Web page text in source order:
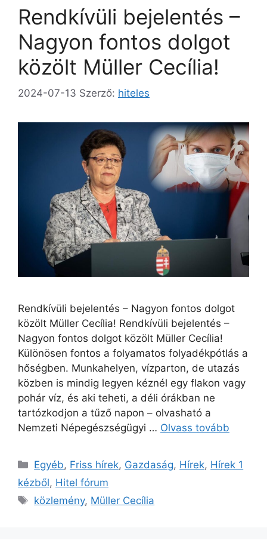
Rendkívüli bejelentés –
Nagyon fontos dolgot
közölt Müller Cecília!
2024-07-13 Szerző: hiteles
Rendkívüli bejelentés – Nagyon fontos dolgot
közölt Müller Cecília! Rendkívüli bejelentés –
Nagyon fontos dolgot közölt Müller Cecília!
Különösen fontos a folyamatos folyadékpótlás a
hőségben. Munkahelyen, vízparton, de utazás
közben is mindig legyen kéznél egy flakon vagy
pohár víz, és aki teheti, a déli órákban ne
tartózkodjon a tűző napon – olvasható a
Nemzeti Népegészségügyi … Olvass tovább
Kategória
Egyéb, Friss hírek, Gazdaság, Hírek, Hírek 1
kézből, Hitel fórum
Címkék
közlemény, Müller Cecília